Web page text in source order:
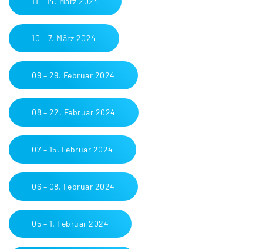
10 – 7. März 2024
09 – 29. Februar 2024
08 – 22. Februar 2024
07 – 15. Februar 2024
06 – 08. Februar 2024
05 – 1. Februar 2024